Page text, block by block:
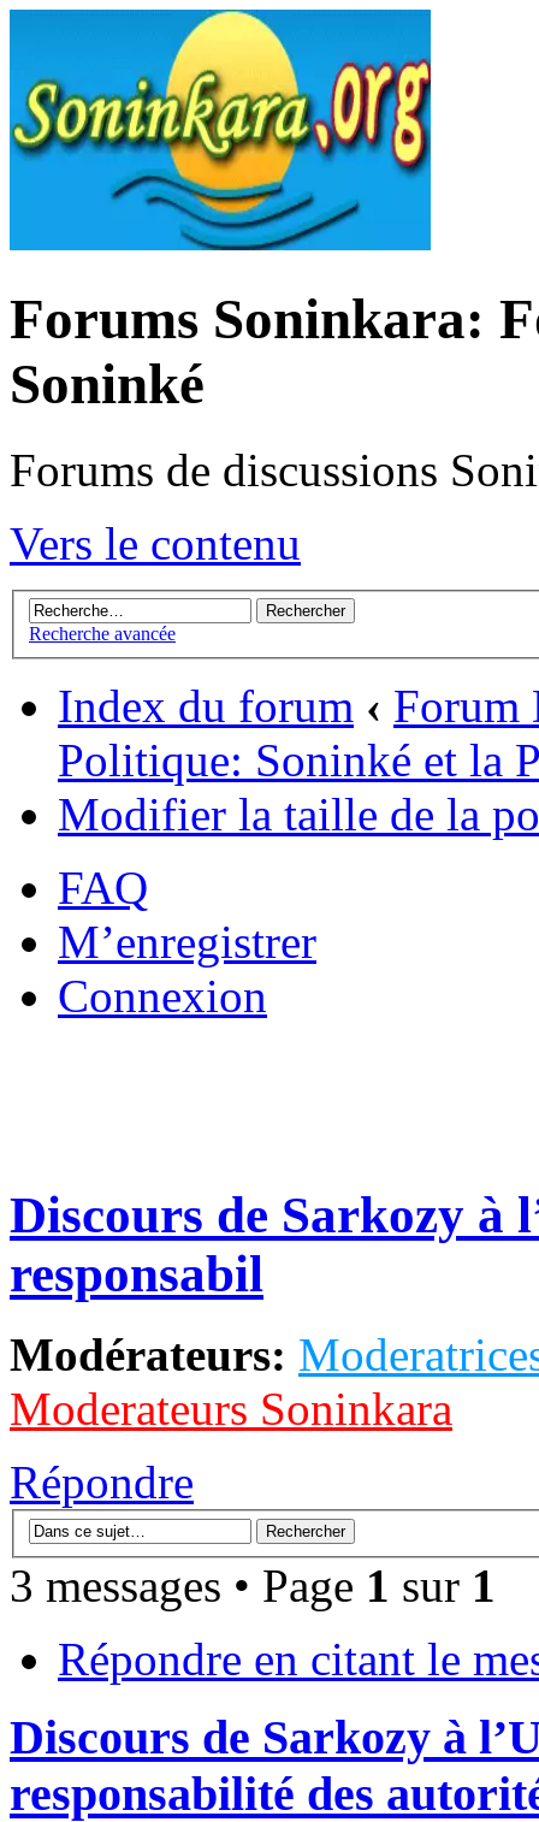
Forums Soninkara:
Soninké
Forums de discussions
Vers le contenu
Recherche avancée
Index du forum ‹ Forum
Politique: Soninké et la
Modifier la taille de la
FAQ
M’enregistrer
Connexion
Discours de Sarkozy à
responsabil
Modérateurs:
Moderateurs Soninkara
Répondre
3 messages • Page 1 sur 1
Répondre en citant le
Discours de Sarkozy à
responsabilité des